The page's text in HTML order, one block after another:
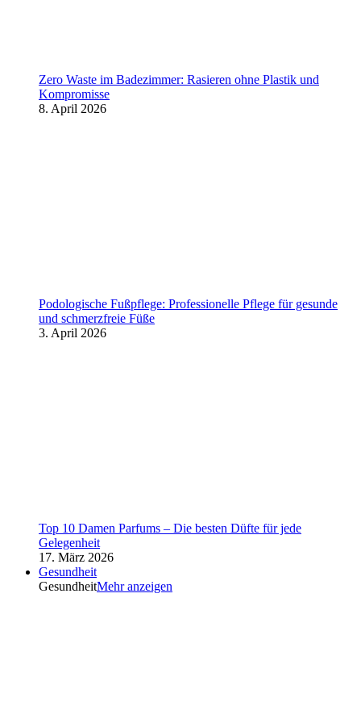
Zero Waste im Badezimmer: Rasieren ohne Plastik und
Kompromisse
8. April 2026
Podologische Fußpflege: Professionelle Pflege für gesunde
und schmerzfreie Füße
3. April 2026
Top 10 Damen Parfums – Die besten Düfte für jede
Gelegenheit
17. März 2026
Gesundheit
GesundheitMehr anzeigen